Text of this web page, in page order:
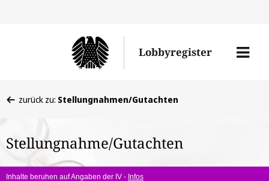
Lobbyregister
Menü
befinden
hier:
zurück zu: Stellungnahmen/Gutachten
Stellungnahme/Gutachten
Inhalte beruhen auf Angaben der IV - Infos